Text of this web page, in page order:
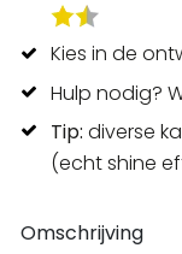
Kies in de
Hulp nodig?
Tip: diverse
(echt shine
Omschrijving